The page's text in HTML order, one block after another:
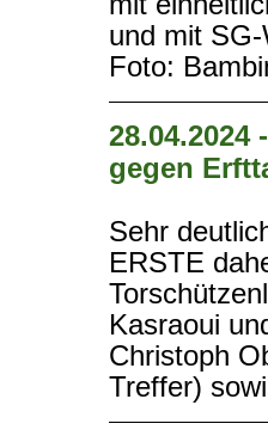
und mit
Foto:
28.04.2024
gegen
Sehr
ERSTE
Kasraoui
Christoph
Treffer)